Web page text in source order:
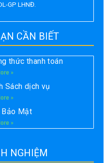
GP LHNĐ.
CẦN BIẾT
thức thanh toán
»
Sách dịch vụ
»
Bảo Mật
»
NGHIỆM